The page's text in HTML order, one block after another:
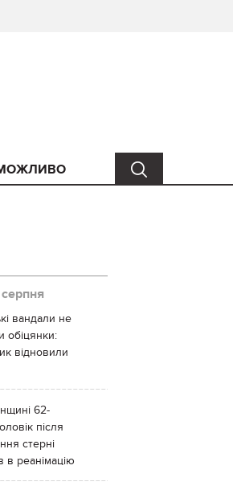
вандали не
обіцянки:
відновили
62-
після
стерні
в реанімацію